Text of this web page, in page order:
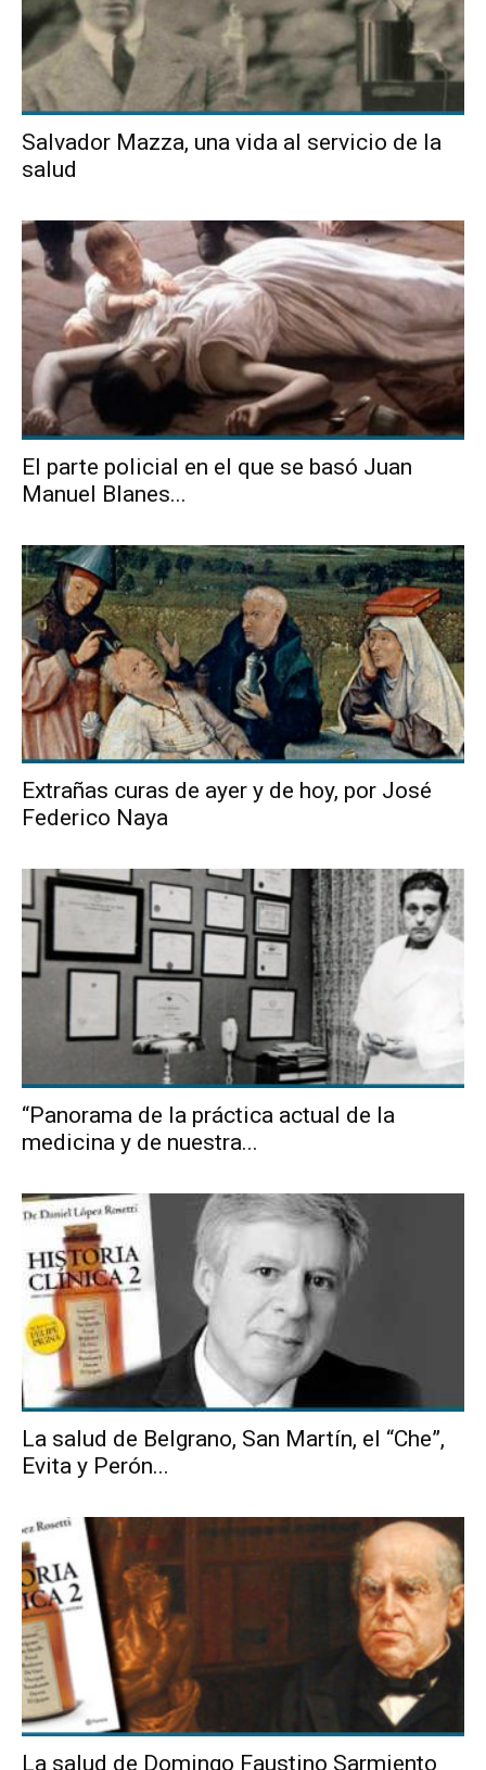
Salvador Mazza, una vida al servicio de la
salud
El parte policial en el que se basó Juan
Manuel Blanes...
Extrañas curas de ayer y de hoy, por José
Federico Naya
“Panorama de la práctica actual de la
medicina y de nuestra...
La salud de Belgrano, San Martín, el “Che”,
Evita y Perón...
La salud de Domingo Faustino Sarmiento